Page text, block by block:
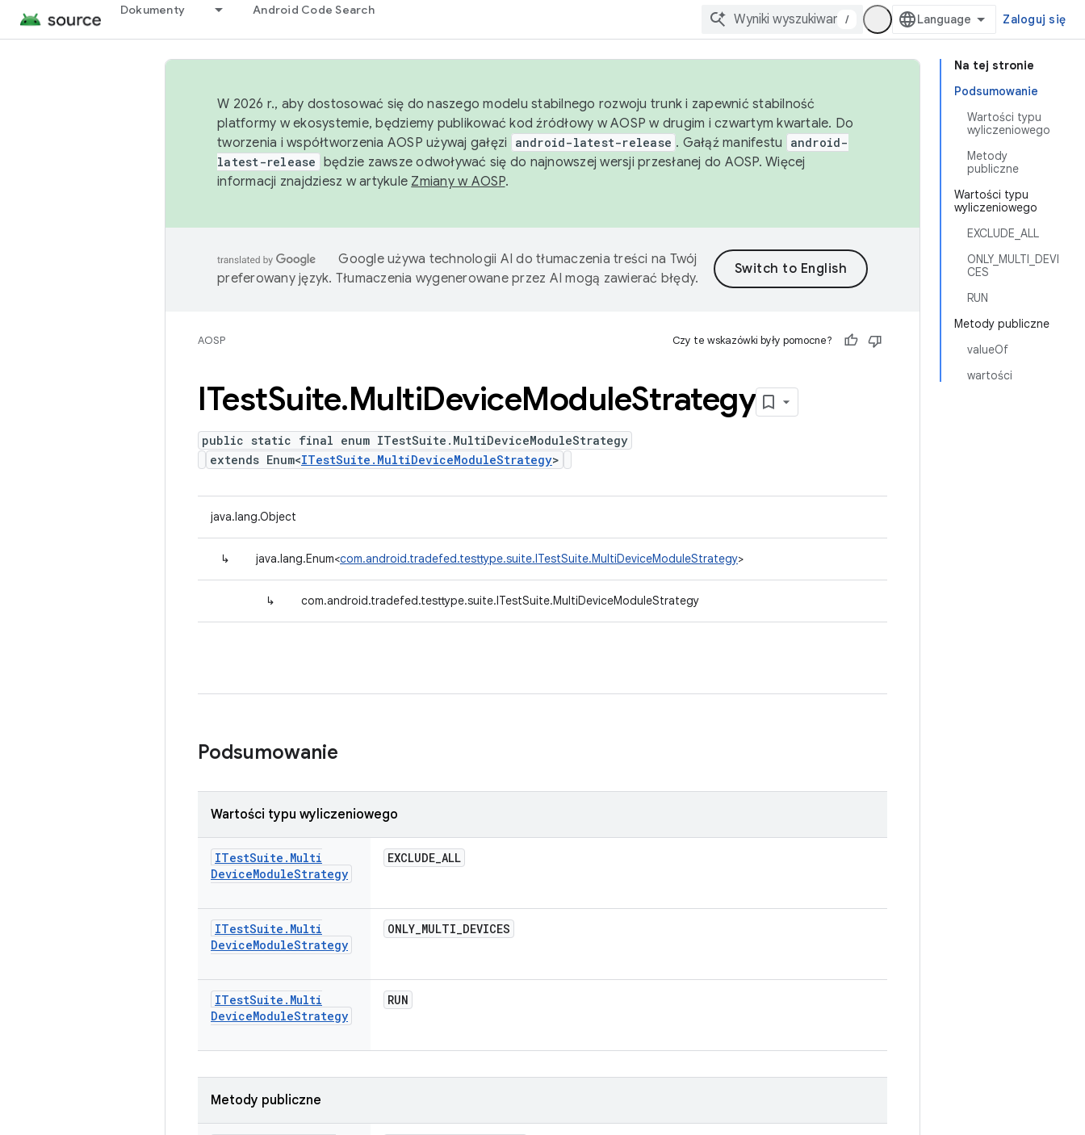
Dokumenty Android Code Search
/ Zaloguj się
Na tej stronie
Podsumowanie
Wartości typu
wyliczeniowego
Metody
publiczne
Wartości typu
wyliczeniowego
EXCLUDE_ALL
ONLY_MULTI_DEVI
CES
RUN
Metody publiczne
valueOf
wartości
W 2026 r., aby dostosować się do naszego modelu stabilnego rozwoju trunk i zapewnić stabilność
platformy w ekosystemie, będziemy publikować kod źródłowy w AOSP w drugim i czwartym kwartale. Do
tworzenia i współtworzenia AOSP używaj gałęzi
android-latest-release . Gałąź manifestu
android-
latest-release będzie zawsze odwoływać się do najnowszej wersji przesłanej do AOSP. Więcej
informacji znajdziesz w artykule Zmiany w AOSP.
Google używa technologii AI do tłumaczenia treści na Twój
preferowany język. Tłumaczenia wygenerowane przez AI mogą zawierać błędy.
AOSP Czy te wskazówki były pomocne?
ITestSuite.MultiDeviceModuleStrategy
public static final enum ITestSuite.MultiDeviceModuleStrategy
extends Enum<ITestSuite.MultiDeviceModuleStrategy>
java.lang.Object
↳ java.lang.Enum<com.android.tradefed.testtype.suite.ITestSuite.MultiDeviceModuleStrategy>
↳ com.android.tradefed.testtype.suite.ITestSuite.MultiDeviceModuleStrategy
Podsumowanie
Wartości typu wyliczeniowego
ITestSuite . Multi
DeviceModuleStrategy
EXCLUDE_ALL
ITestSuite . Multi
DeviceModuleStrategy
ONLY_MULTI_DEVICES
ITestSuite . Multi
DeviceModuleStrategy
RUN
Metody publiczne